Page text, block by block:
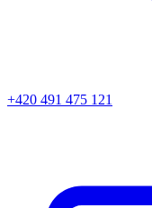
+420 491 475 121